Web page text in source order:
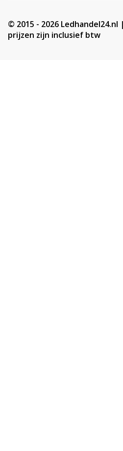
© 2015 - 2026
prijzen zijn inclusief btw